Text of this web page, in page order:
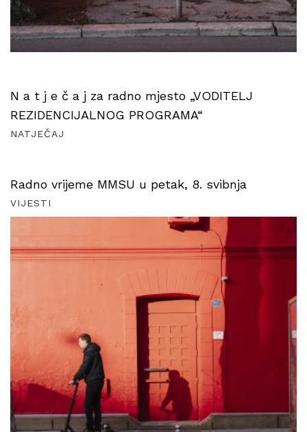
N a t j e č a j za radno mjesto „VODITELJ
REZIDENCIJALNOG PROGRAMA“
NATJEČAJ
Radno vrijeme MMSU u petak, 8. svibnja
VIJESTI